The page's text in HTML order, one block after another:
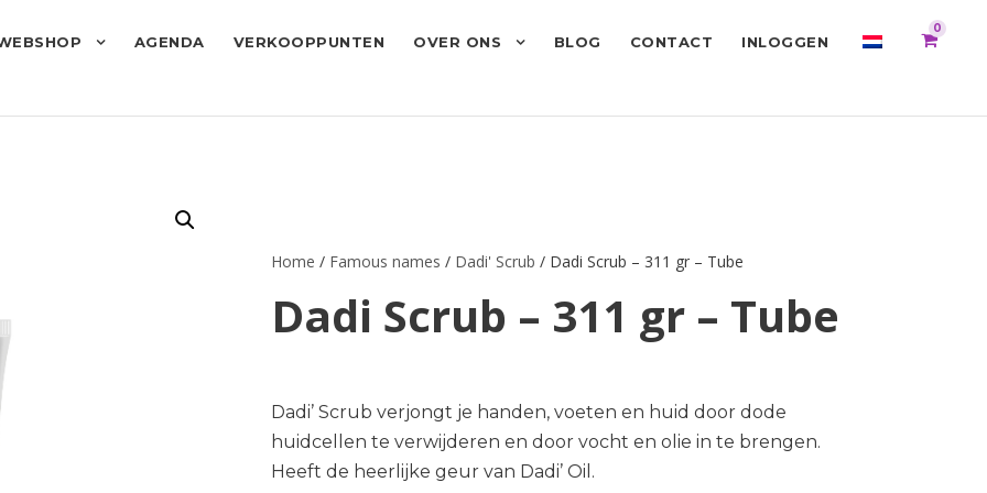
AGENDA VERKOOPPUNTEN OVER ONS BLOG CONTACT INLOGGEN
0
Home / Famous names / Dadi' Scrub / Dadi Scrub – 311 gr – Tube
Dadi Scrub – 311 gr – Tube
Dadi’ Scrub verjongt je handen, voeten en huid door dode
huidcellen te verwijderen en door vocht en olie in te brengen.
Heeft de heerlijke geur van Dadi’ Oil.